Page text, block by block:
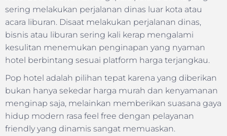
sering melakukan perjalanan dinas luar kota atau
acara liburan. Disaat melakukan perjalanan dinas,
bisnis atau liburan sering kali kerap mengalami
kesulitan menemukan penginapan yang nyaman
hotel berbintang sesuai platform harga terjangkau.
Pop hotel adalah pilihan tepat karena yang diberikan
bukan hanya sekedar harga murah dan kenyamanan
menginap saja, melainkan memberikan suasana gaya
hidup modern rasa feel free dengan pelayanan
friendly yang dinamis sangat memuaskan.